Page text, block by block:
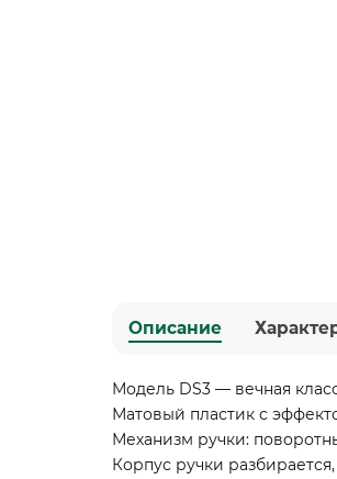
Описание
Модель DS3 — вечная
Матовый пластик с
Механизм ручки:
Корпус ручки